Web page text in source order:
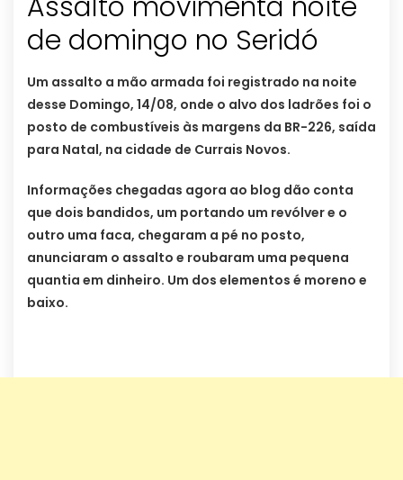
de domingo no Seridó
Um assalto a mão armada foi registrado na noite
desse Domingo, 14/08, onde o alvo dos ladrões foi o
posto de combustíveis às margens da BR-226, saída
para Natal, na cidade de Currais Novos.
Informações chegadas agora ao blog dão conta
que dois bandidos, um portando um revólver e o
outro uma faca, chegaram a pé no posto,
anunciaram o assalto e roubaram uma pequena
quantia em dinheiro. Um dos elementos é moreno e
baixo.